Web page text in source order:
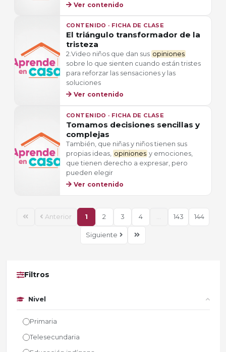
Ver contenido
CONTENIDO · FICHA DE CLASE
El triángulo transformador de la
tristeza
2.Video niños que dan sus opiniones
sobre lo que sienten cuando están tristes
para reforzar las sensaciones y las
soluciones
Ver contenido
CONTENIDO · FICHA DE CLASE
Tomamos decisiones sencillas y
complejas
También, que niñas y niños tienen sus
propias ideas, opiniones y emociones,
que tienen derecho a expresar, pero
pueden elegir
Ver contenido
Anterior 1 2 3 4 ... 143 144
Siguiente
Filtros
Nivel
Primaria
Telesecundaria